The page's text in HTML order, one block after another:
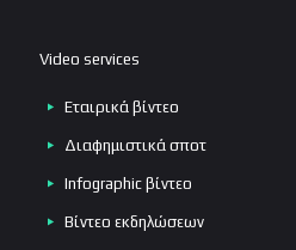
Video services
Εταιρικά βίντεο
Διαφημιστικά σποτ
Infographic βίντεο
Βίντεο εκδηλώσεων